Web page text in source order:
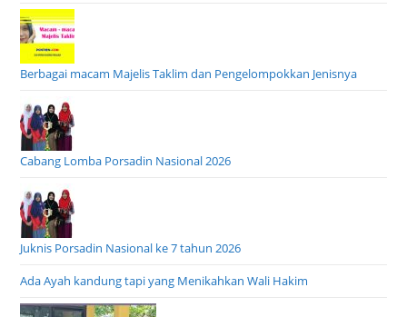
Berbagai macam Majelis Taklim dan Pengelompokkan Jenisnya
Cabang Lomba Porsadin Nasional 2026
Juknis Porsadin Nasional ke 7 tahun 2026
Ada Ayah kandung tapi yang Menikahkan Wali Hakim